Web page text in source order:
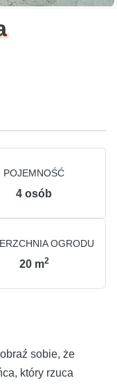
POJEMNOŚĆ
4 osób
OGRODU
20 m2
sobie, że
który rzuca